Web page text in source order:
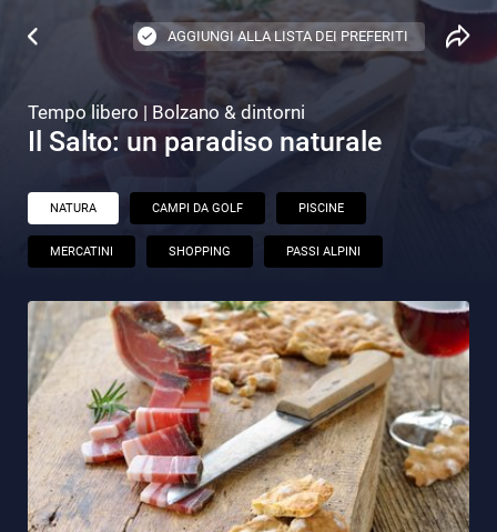
AGGIUNGI ALLA LISTA DEI PREFERITI
Tempo libero | Bolzano & dintorni
Il Salto: un paradiso naturale
NATURA CAMPI DA GOLF PISCINE
MERCATINI SHOPPING PASSI ALPINI